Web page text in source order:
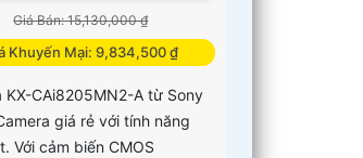
Giá Bán: 15,130,000 ₫
Khuyến Mại: 9,834,500 ₫
KX-CAi8205MN2-A từ Sony
giá rẻ với tính năng
Với cảm biến CMOS